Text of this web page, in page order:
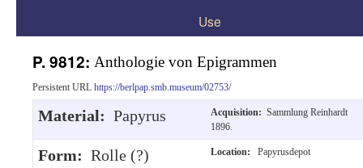
Use
P. 9812: Anthologie von Epigrammen
Persistent URL https://berlpap.smb.museum/02753/
Material: Papyrus Acquisition: Sammlung Reinhardt
1896.
Form: Rolle (?) Location: Papyrusdepot